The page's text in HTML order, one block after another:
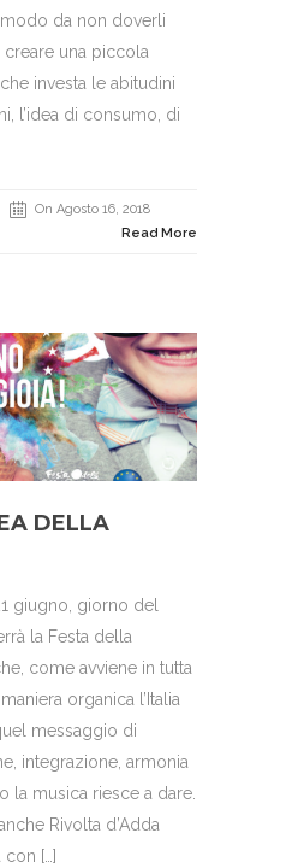
da non doverli
una piccola
investa le abitudini
l’idea di consumo, di
On Agosto 16, 2018
Read More
DELLA
giugno, giorno del
la Festa della
come avviene in tutta
organica l’Italia
messaggio di
integrazione, armonia
la musica riesce a dare.
Rivolta d’Adda
[…]